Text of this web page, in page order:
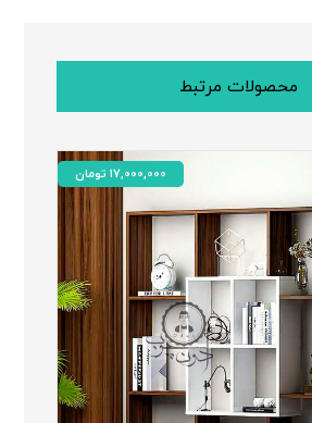
محصولات مرتبط
17,000,000 تومان